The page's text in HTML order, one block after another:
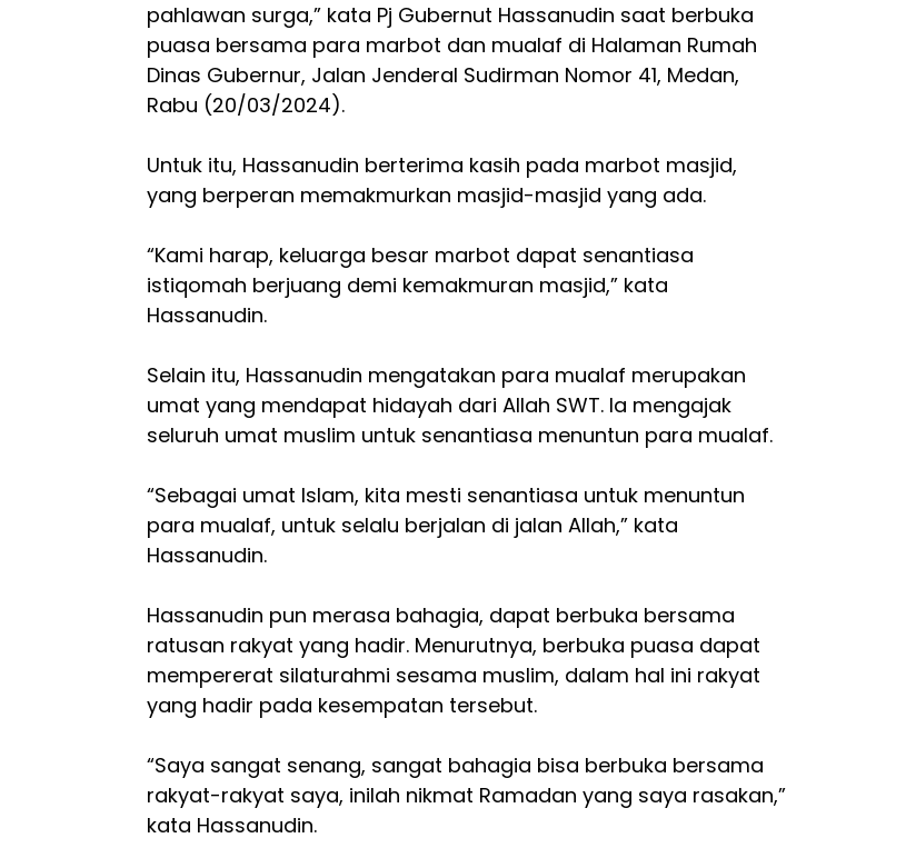
pahlawan surga,” kata Pj Gubernut Hassanudin saat berbuka
puasa bersama para marbot dan mualaf di Halaman Rumah
Dinas Gubernur, Jalan Jenderal Sudirman Nomor 41, Medan,
Rabu (20/03/2024).
Untuk itu, Hassanudin berterima kasih pada marbot masjid,
yang berperan memakmurkan masjid-masjid yang ada.
“Kami harap, keluarga besar marbot dapat senantiasa
istiqomah berjuang demi kemakmuran masjid,” kata
Hassanudin.
Selain itu, Hassanudin mengatakan para mualaf merupakan
umat yang mendapat hidayah dari Allah SWT. Ia mengajak
seluruh umat muslim untuk senantiasa menuntun para mualaf.
“Sebagai umat Islam, kita mesti senantiasa untuk menuntun
para mualaf, untuk selalu berjalan di jalan Allah,” kata
Hassanudin.
Hassanudin pun merasa bahagia, dapat berbuka bersama
ratusan rakyat yang hadir. Menurutnya, berbuka puasa dapat
mempererat silaturahmi sesama muslim, dalam hal ini rakyat
yang hadir pada kesempatan tersebut.
“Saya sangat senang, sangat bahagia bisa berbuka bersama
rakyat-rakyat saya, inilah nikmat Ramadan yang saya rasakan,”
kata Hassanudin.